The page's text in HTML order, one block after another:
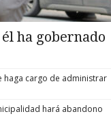
ha gobernado
haga cargo de administrar
hará abandono